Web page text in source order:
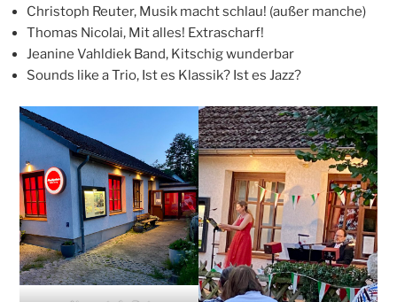
Christoph Reuter, Musik macht schlau! (außer manche)
Thomas Nicolai, Mit alles! Extrascharf!
Jeanine Vahldiek Band, Kitschig wunderbar
Sounds like a Trio, Ist es Klassik? Ist es Jazz?